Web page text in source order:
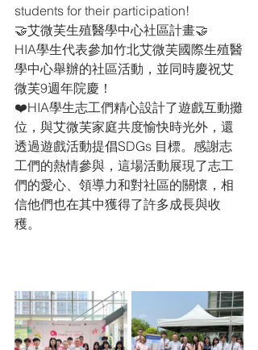
students for their participation!
🤝艾微芙生殖醫學中心社區計畫🤝
HIA學生代表參加竹北艾微芙國際生殖醫
學中心舉辦的社區活動，並同時慶祝艾
微芙9週年院慶！
❤️HIA學生志工們精心設計了遊戲互動攤
位，與艾微芙家庭共度愉快時光外，還
透過遊戲活動提倡SDGs 目標。感謝志
工們的熱情參與，這場活動展現了志工
們的愛心、領導力和對社區的關懷，相
信他們也在其中獲得了許多成長與收
穫。